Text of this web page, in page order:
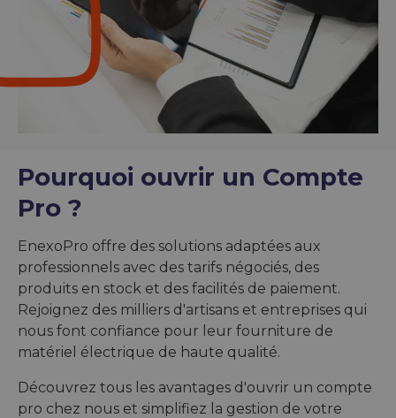
Pourquoi ouvrir un Compte
Pro ?
EnexoPro offre des solutions adaptées aux
professionnels avec des tarifs négociés, des
produits en stock et des facilités de paiement.
Rejoignez des milliers d'artisans et entreprises qui
nous font confiance pour leur fourniture de
matériel électrique de haute qualité.
Découvrez tous les avantages d'ouvrir un compte
pro chez nous et simplifiez la gestion de votre